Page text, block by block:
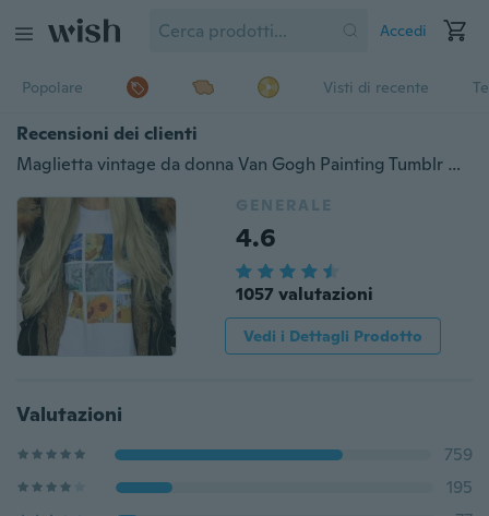
Accedi
Popolare Visti di recente
Recensioni dei clienti
Maglietta vintage da donna Van Gogh Painting Tumblr Maglietta con stampa estetica grunge Maniche corte Top bianchi
GENERALE
4.6
1057 valutazioni
Vedi i Dettagli Prodotto
Valutazioni
759
195